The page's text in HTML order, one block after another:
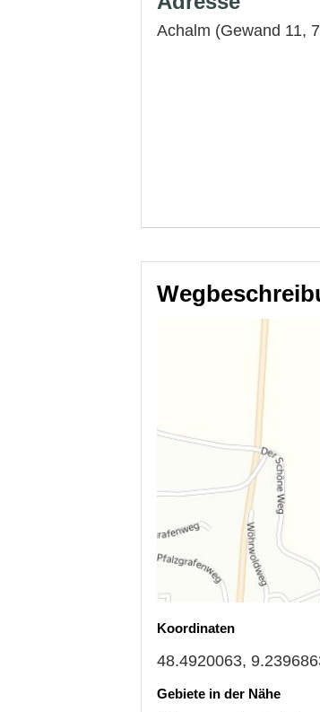
Achalm (Gewand 11,
Koordinaten
48.4920063,
Gebiete in der Nähe